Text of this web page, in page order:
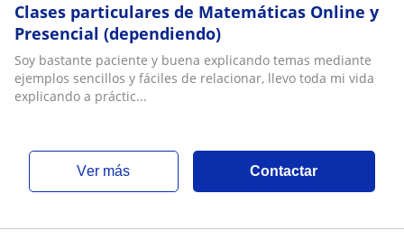
Clases particulares de Matemáticas Online y
Presencial (dependiendo)
Soy bastante paciente y buena explicando temas mediante
ejemplos sencillos y fáciles de relacionar, llevo toda mi vida
explicando a práctic...
ver más Contactar